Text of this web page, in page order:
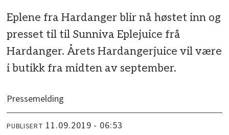
Eplene fra Hardanger blir nå høstet inn og
presset til til Sunniva Eplejuice frå
Hardanger. Årets Hardangerjuice vil være
i butikk fra midten av september.
Pressemelding
PUBLISERT 11.09.2019 - 06:53